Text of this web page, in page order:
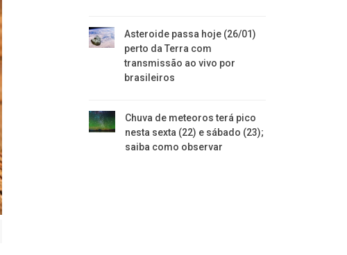
Asteroide passa hoje (26/01)
perto da Terra com
transmissão ao vivo por
brasileiros
Chuva de meteoros terá pico
nesta sexta (22) e sábado (23);
saiba como observar